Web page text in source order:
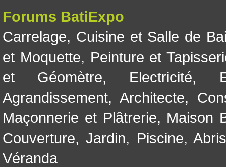
Forums BatiExpo
Carrelage, Cuisine et Salle de
et Moquette, Peinture et
et Géomètre, Electricité,
Agrandissement, Architecte,
Maçonnerie et Plâtrerie, Maison
Couverture,Jardin, Piscine,
Véranda